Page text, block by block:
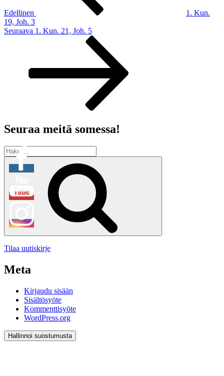
Edellinen
1. Kun.
19, Joh. 3
Seuraava
Seuraava 1. Kun. 21, Joh. 5
Seuraa meitä somessa!
Etsi:
Tilaa uutiskirje
Meta
Kirjaudu sisään
Sisältösyöte
Kommenttisyöte
WordPress.org
Hallinnoi suostumusta